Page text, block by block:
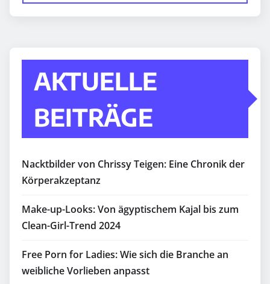
AKTUELLE
BEITRÄGE
Nacktbilder von Chrissy Teigen: Eine Chronik der
Körperakzeptanz
Make-up-Looks: Von ägyptischem Kajal bis zum
Clean-Girl-Trend 2024
Free Porn for Ladies: Wie sich die Branche an
weibliche Vorlieben anpasst